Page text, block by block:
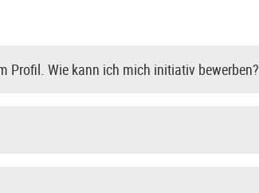
Profil. Wie kann ich mich initiativ bewerben?